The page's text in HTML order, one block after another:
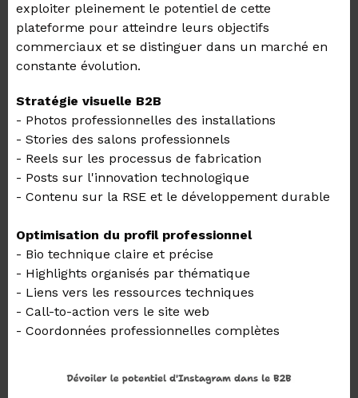
exploiter pleinement le potentiel de cette
plateforme pour atteindre leurs objectifs
commerciaux et se distinguer dans un marché en
constante évolution.
Stratégie visuelle B2B
- Photos professionnelles des installations
- Stories des salons professionnels
- Reels sur les processus de fabrication
- Posts sur l'innovation technologique
- Contenu sur la RSE et le développement durable
Optimisation du profil professionnel
- Bio technique claire et précise
- Highlights organisés par thématique
- Liens vers les ressources techniques
- Call-to-action vers le site web
- Coordonnées professionnelles complètes